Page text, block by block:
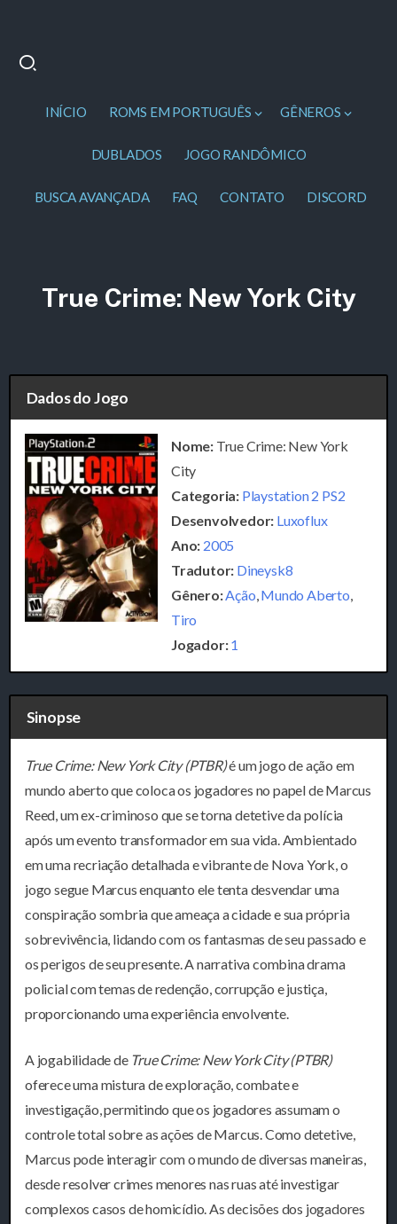
INÍCIO ROMS EM PORTUGUÊS GÊNEROS
DUBLADOS JOGO RANDÔMICO
BUSCA AVANÇADA FAQ CONTATO DISCORD
True Crime: New York City
Dados do Jogo
Nome: True Crime: New York
City
Categoria: Playstation 2 PS2
Desenvolvedor: Luxoflux
Ano: 2005
Tradutor: Dineysk8
Gênero:Ação Mundo Aberto
Tiro
Jogador:1
Sinopse
True Crime: New York City (PTBR)é um jogo de ação em
mundo aberto que coloca os jogadores no papel de Marcus
Reed, um ex-criminoso que se torna detetive da polícia
após um evento transformador em sua vida. Ambientado
em uma recriação detalhada e vibrante de Nova York, o
jogo segue Marcus enquanto ele tenta desvendar uma
conspiração sombria que ameaça a cidade e sua própria
sobrevivência, lidando com os fantasmas de seu passado e
os perigos de seu presente. A narrativa combina drama
policial com temas de redenção, corrupção e justiça,
proporcionando uma experiência envolvente.
A jogabilidade de True Crime: New York City (PTBR)
oferece uma mistura de exploração, combate e
investigação, permitindo que os jogadores assumam o
controle total sobre as ações de Marcus. Como detetive,
Marcus pode interagir com o mundo de diversas maneiras,
desde resolver crimes menores nas ruas até investigar
complexos casos de homicídio. As decisões dos jogadores